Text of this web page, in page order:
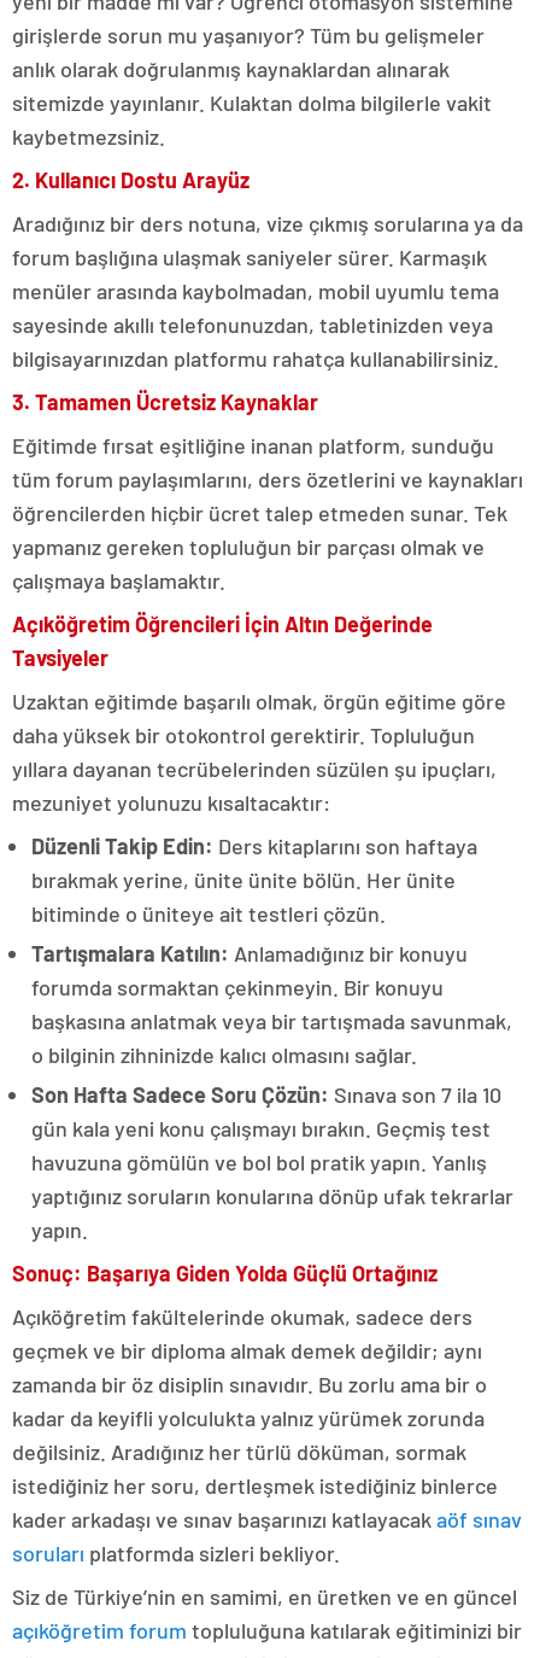
girişlerde sorun mu yaşanıyor? Tüm bu gelişmeler
anlık olarak doğrulanmış kaynaklardan alınarak
sitemizde yayınlanır. Kulaktan dolma bilgilerle vakit
kaybetmezsiniz.
2. Kullanıcı Dostu Arayüz
Aradığınız bir ders notuna, vize çıkmış sorularına ya da
forum başlığına ulaşmak saniyeler sürer. Karmaşık
menüler arasında kaybolmadan, mobil uyumlu tema
sayesinde akıllı telefonunuzdan, tabletinizden veya
bilgisayarınızdan platformu rahatça kullanabilirsiniz.
3. Tamamen Ücretsiz Kaynaklar
Eğitimde fırsat eşitliğine inanan platform, sunduğu
tüm forum paylaşımlarını, ders özetlerini ve kaynakları
öğrencilerden hiçbir ücret talep etmeden sunar. Tek
yapmanız gereken topluluğun bir parçası olmak ve
çalışmaya başlamaktır.
Açıköğretim Öğrencileri İçin Altın Değerinde
Tavsiyeler
Uzaktan eğitimde başarılı olmak, örgün eğitime göre
daha yüksek bir otokontrol gerektirir. Topluluğun
yıllara dayanan tecrübelerinden süzülen şu ipuçları,
mezuniyet yolunuzu kısaltacaktır:
Düzenli Takip Edin: Ders kitaplarını son haftaya
bırakmak yerine, ünite ünite bölün. Her ünite
bitiminde o üniteye ait testleri çözün.
Tartışmalara Katılın: Anlamadığınız bir konuyu
forumda sormaktan çekinmeyin. Bir konuyu
başkasına anlatmak veya bir tartışmada savunmak,
o bilginin zihninizde kalıcı olmasını sağlar.
Son Hafta Sadece Soru Çözün: Sınava son 7 ila 10
gün kala yeni konu çalışmayı bırakın. Geçmiş test
havuzuna gömülün ve bol bol pratik yapın. Yanlış
yaptığınız soruların konularına dönüp ufak tekrarlar
yapın.
Sonuç: Başarıya Giden Yolda Güçlü Ortağınız
Açıköğretim fakültelerinde okumak, sadece ders
geçmek ve bir diploma almak demek değildir; aynı
zamanda bir öz disiplin sınavıdır. Bu zorlu ama bir o
kadar da keyifli yolculukta yalnız yürümek zorunda
değilsiniz. Aradığınız her türlü döküman, sormak
istediğiniz her soru, dertleşmek istediğiniz binlerce
kader arkadaşı ve sınav başarınızı katlayacak aöf sınav
soruları platformda sizleri bekliyor.
Siz de Türkiye’nin en samimi, en üretken ve en güncel
açıköğretim forum topluluğuna katılarak eğitiminizi bir